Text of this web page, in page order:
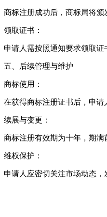
商标注册成功后，商标局将颁
领取证书：
申请人需按照通知要求领取证
五、后续管理与维护
商标使用：
在获得商标注册证书后，申请
续展与变更：
商标注册有效期为十年，期满
维权保护：
申请人应密切关注市场动态，